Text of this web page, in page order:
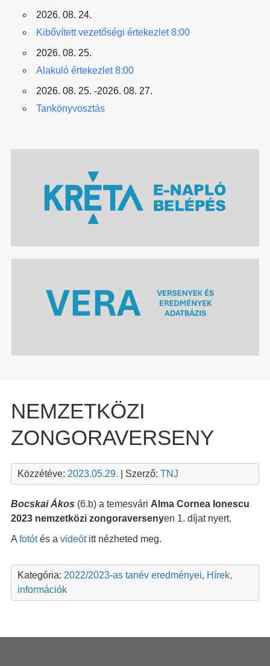
2026. 08. 24.
Kibővített vezetőségi értekezlet 8:00
2026. 08. 25.
Alakuló értekezlet 8:00
2026. 08. 25. -2026. 08. 27.
Tankönyvosztás
NEMZETKÖZI
ZONGORAVERSENY
Közzétéve: 2023.05.29. | Szerző: TNJ
Bocskai Ákos (6.b) a temesvári Alma Cornea Ionescu
2023 nemzetközi zongoraversenyen 1. díjat nyert.
A fotótés a videótitt nézheted meg.
Kategória: 2022/2023-as tanév eredményei, Hírek,
információk